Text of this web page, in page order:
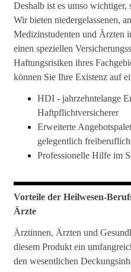
Deshalb ist es umso wichtiger,
Wir bieten niedergelassenen,
Medizinstudenten und Ärzten
einen speziellen
Haftungsrisiken ihres
können Sie Ihre Existenz auf
HDI - jahrzehntelange
Haftpflichtversicherer
Erweiterte
gelegentlich
Professionelle Hilfe im
Vorteile der Heilwesen-
Ärzte
Ärztinnen, Ärzten und
diesem Produkt ein
den wesentlichen